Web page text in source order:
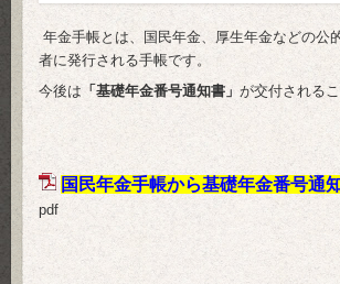
年金手帳とは、国民年金、厚生年金などの公
者に発行される手帳です。
今後は 「基礎年金番号通知書」 が交付される
国民年金手帳から基礎年金番号通
pdf